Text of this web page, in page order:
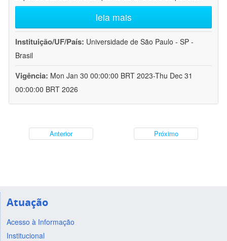
leia mais
Instituição/UF/País: Universidade de São Paulo - SP -
Brasil
Vigência: Mon Jan 30 00:00:00 BRT 2023-Thu Dec 31
00:00:00 BRT 2026
Anterior Próximo
Atuação
Acesso à Informação
Institucional